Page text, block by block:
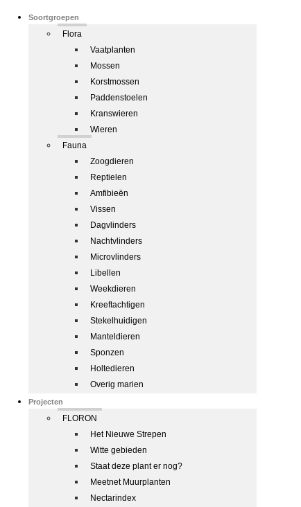
Soortgroepen
Flora
Vaatplanten
Mossen
Korstmossen
Paddenstoelen
Kranswieren
Wieren
Fauna
Zoogdieren
Reptielen
Amfibieën
Vissen
Dagvlinders
Nachtvlinders
Microvlinders
Libellen
Weekdieren
Kreeftachtigen
Stekelhuidigen
Manteldieren
Sponzen
Holtedieren
Overig marien
Projecten
FLORON
Het Nieuwe Strepen
Witte gebieden
Staat deze plant er nog?
Meetnet Muurplanten
Nectarindex